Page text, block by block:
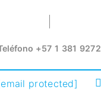
+57 1 381 9272
protected]